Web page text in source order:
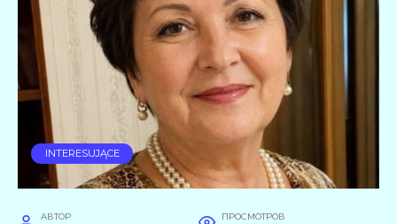
INTERESUJĄCE
АВТОР ПРОСМОТРОВ